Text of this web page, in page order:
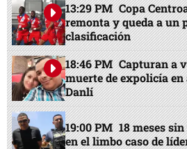
13:29 PM Copa
remonta y queda a un
clasificación
18:46 PM Capturan a
muerte de expolicía
Danlí
19:00 PM 18 meses
en el limbo caso de